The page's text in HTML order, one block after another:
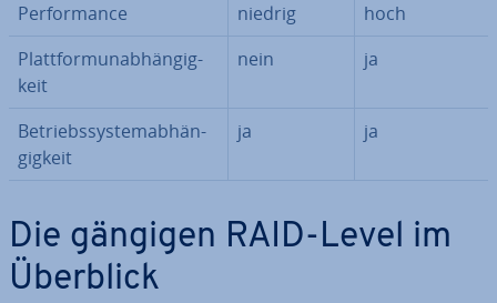
Per­for­mance
niedrig
hoch
Platt­form­un­ab­hän­gig­
keit
nein ja
Be­triebs­sys­tem­ab­hän­
gig­keit
ja ja
Die gängigen RAID-Level im
Überblick